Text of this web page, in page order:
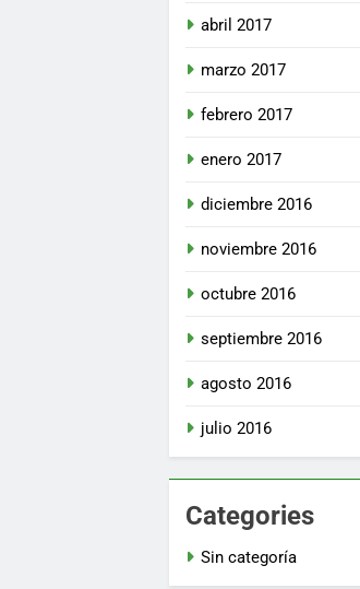
abril 2017
marzo 2017
febrero 2017
enero 2017
diciembre 2016
noviembre 2016
octubre 2016
septiembre 2016
agosto 2016
julio 2016
Categories
Sin categoría